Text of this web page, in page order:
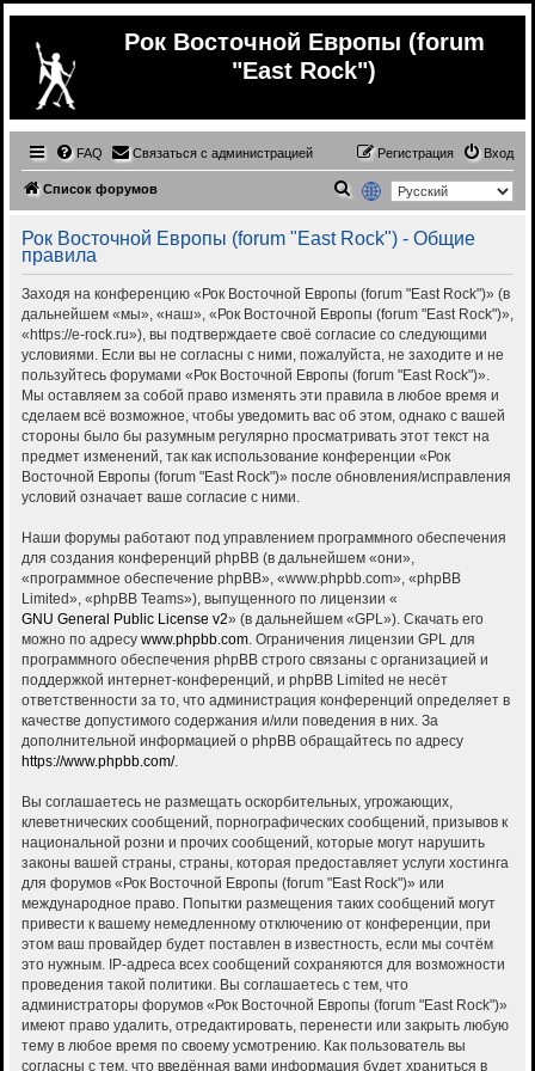
Рок Восточной Европы (forum
"East Rock")
FAQ Связаться с администрацией Вход
Регистрация
Список форумов
и
с
к
Рок Восточной Европы (forum "East Rock") - Общие
правила
Заходя на конференцию «Рок Восточной Европы (forum "East Rock")» (в
дальнейшем «мы», «наш», «Рок Восточной Европы (forum "East Rock")»,
«https://e-rock.ru»), вы подтверждаете своё согласие со следующими
условиями. Если вы не согласны с ними, пожалуйста, не заходите и не
пользуйтесь форумами «Рок Восточной Европы (forum "East Rock")».
Мы оставляем за собой право изменять эти правила в любое время и
сделаем всё возможное, чтобы уведомить вас об этом, однако с вашей
стороны было бы разумным регулярно просматривать этот текст на
предмет изменений, так как использование конференции «Рок
Восточной Европы (forum "East Rock")» после обновления/исправления
условий означает ваше согласие с ними.
Наши форумы работают под управлением программного обеспечения
для создания конференций phpBB (в дальнейшем «они»,
«программное обеспечение phpBB», «www.phpbb.com», «phpBB
Limited», «phpBB Teams»), выпущенного по лицензии «
GNU General Public License v2» (в дальнейшем «GPL»). Скачать его
можно по адресу www.phpbb.com. Ограничения лицензии GPL для
программного обеспечения phpBB строго связаны с организацией и
поддержкой интернет-конференций, и phpBB Limited не несёт
ответственности за то, что администрация конференций определяет в
качестве допустимого содержания и/или поведения в них. За
дополнительной информацией о phpBB обращайтесь по адресу
https://www.phpbb.com/.
Вы соглашаетесь не размещать оскорбительных, угрожающих,
клеветнических сообщений, порнографических сообщений, призывов к
национальной розни и прочих сообщений, которые могут нарушить
законы вашей страны, страны, которая предоставляет услуги хостинга
для форумов «Рок Восточной Европы (forum "East Rock")» или
международное право. Попытки размещения таких сообщений могут
привести к вашему немедленному отключению от конференции, при
этом ваш провайдер будет поставлен в известность, если мы сочтём
это нужным. IP-адреса всех сообщений сохраняются для возможности
проведения такой политики. Вы соглашаетесь с тем, что
администраторы форумов «Рок Восточной Европы (forum "East Rock")»
имеют право удалить, отредактировать, перенести или закрыть любую
тему в любое время по своему усмотрению. Как пользователь вы
согласны с тем, что введённая вами информация будет храниться в